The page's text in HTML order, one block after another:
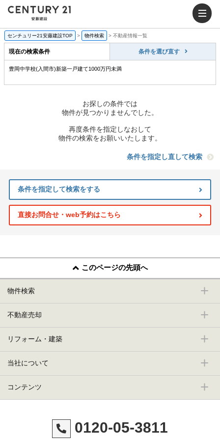
センチュリー21安藤建設TOP > 物件検索 > 不動産情報一覧
現在の検索条件 条件を選び直す
豊岡中学校(入間市)新築一戸建て1000万円未満
お探しの条件では
物件が見つかりませんでした。
再度条件を指定しなおして
物件の検索をお願いいたします。
条件を指定し直して検索
条件を指定して検索をする
直接お問合せ・web予約はこちら
このページの先頭へ
物件検索
不動産売却
リフォーム・建築
当社について
コンテンツ
0120-05-3811